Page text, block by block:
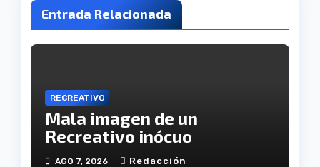
Entrada Relacionada
RECREATIVO
Mala imagen de un
Recreativo inócuo
AGO 7, 2026 Redacción